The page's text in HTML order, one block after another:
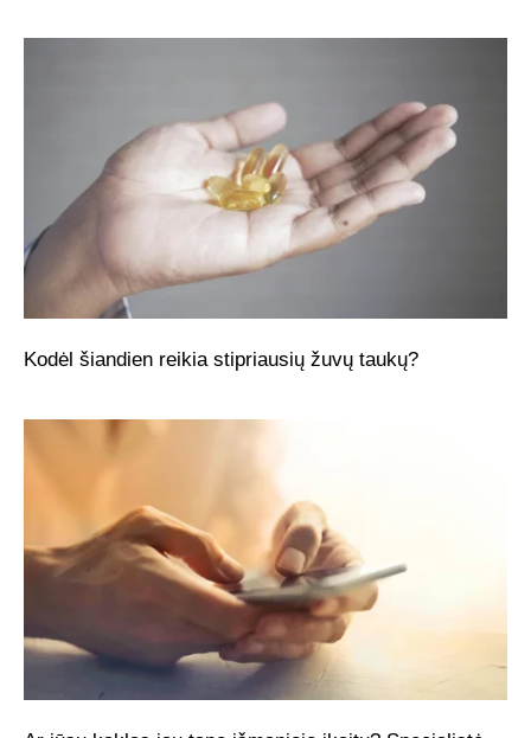
Kodėl šiandien reikia stipriausių žuvų taukų?